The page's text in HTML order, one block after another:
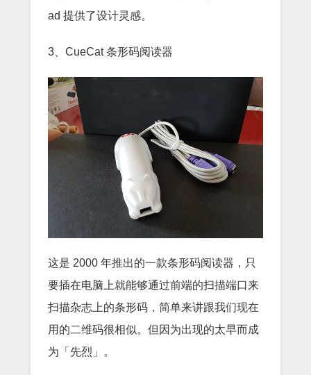
ad 提供了设计灵感。
3、CueCat 条形码阅读器
这是 2000 年推出的一款条形码阅读器，只
要插在电脑上就能够通过前端的扫描端口来
扫描杂志上的条形码，简单来讲跟我们现在
用的二维码很相似。但因为出现的太早而成
为「先烈」。